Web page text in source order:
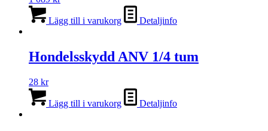
Lägg till i varukorg Detaljinfo
Hondelsskydd ANV 1/4 tum
28 kr
Lägg till i varukorg Detaljinfo